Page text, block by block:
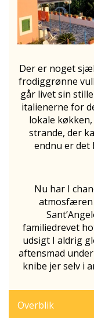
Der er noget
frodiggrønne
går livet sin
italienerne for
lokale
strande, der
endnu er det
Nu har I
atmosfæren
familiedrevet
udsigt I aldrig
aftensmad
knibe jer selv i
Overblik